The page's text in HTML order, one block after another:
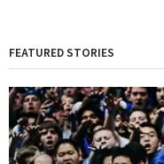
FEATURED STORIES